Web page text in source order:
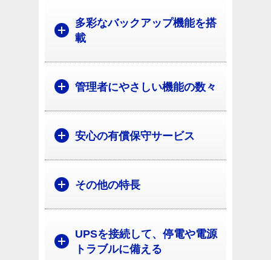
多彩なバックアップ機能を搭
載
管理者にやさしい機能の数々
安心の有償保守サービス
その他の特長
UPSを接続して、停電や電源
トラブルに備える